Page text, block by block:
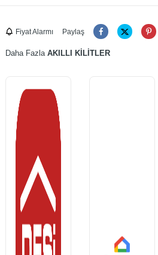
Fiyat Alarmı Paylaş
Daha Fazla AKILLI KİLİTLER